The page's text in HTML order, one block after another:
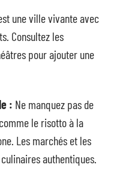
une ville vivante avec
Consultez les
pour ajouter une
: Ne manquez pas de
le risotto à la
Les marchés et les
authentiques.